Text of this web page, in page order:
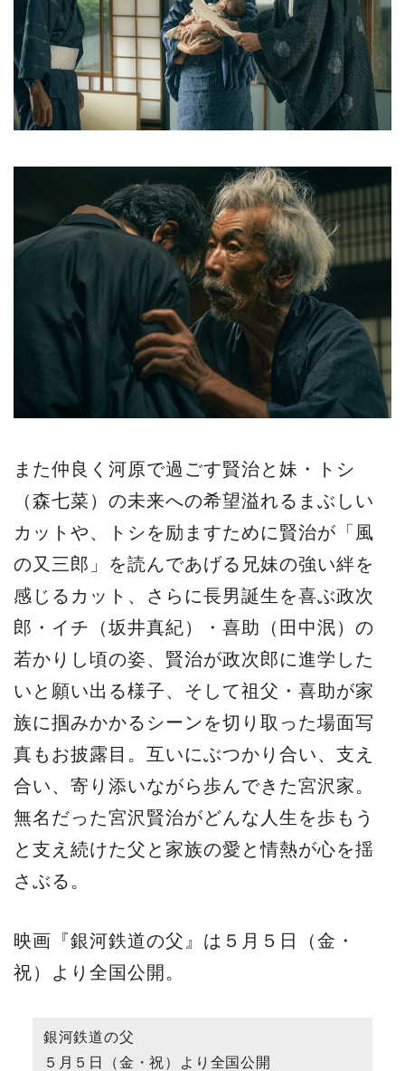
また仲良く河原で過ごす賢治と妹・トシ
（森七菜）の未来への希望溢れるまぶしい
カットや、トシを励ますために賢治が「風
の又三郎」を読んであげる兄妹の強い絆を
感じるカット、さらに長男誕生を喜ぶ政次
郎・イチ（坂井真紀）・喜助（田中泯）の
若かりし頃の姿、賢治が政次郎に進学した
いと願い出る様子、そして祖父・喜助が家
族に掴みかかるシーンを切り取った場面写
真もお披露目。互いにぶつかり合い、支え
合い、寄り添いながら歩んできた宮沢家。
無名だった宮沢賢治がどんな人生を歩もう
と支え続けた父と家族の愛と情熱が心を揺
さぶる。
映画『銀河鉄道の父』は５月５日（金・
祝）より全国公開。
銀河鉄道の父
５月５日（金・祝）より全国公開